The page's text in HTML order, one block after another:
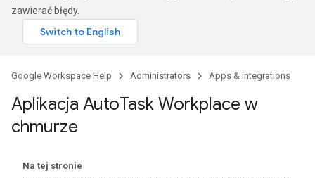
zawierać błędy.
Google Workspace Help Administrators Apps & integrations
Aplikacja AutoTask Workplace w
chmurze
Na tej stronie